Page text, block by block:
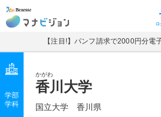
マナビジョン ロ
【注目!】パンフ請求で2000円分電
かがわ
香川大学
国立大学 香川県
学部
学科